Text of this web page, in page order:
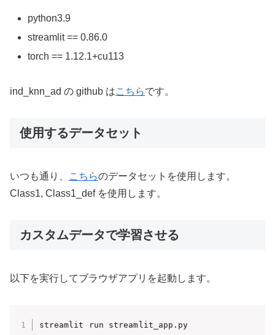
python3.9
streamlit == 0.86.0
torch == 1.12.1+cu113
ind_knn_ad の github はこちらです。
使用するデータセット
いつも通り、 こちらのデータセットを使用します。
Class1, Class1_def を使用します。
カスタムデータで学習させる
以下を実行してブラウザアプリを起動します。
streamlit run streamlit_app.py